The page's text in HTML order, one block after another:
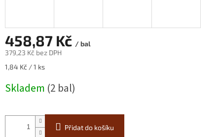
458,87 Kč / bal
379,23 Kč bez DPH
Měrná
1,84 Kč / 1 ks
Skladem (2 bal)
Přidat do košíku